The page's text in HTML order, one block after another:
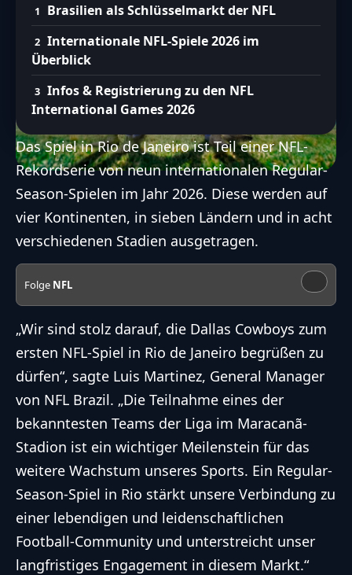
Brasilien als Schlüsselmarkt der NFL
Internationale NFL-Spiele 2026 im
Überblick
Infos & Registrierung zu den NFL
International Games 2026
Das Spiel in Rio de Janeiro ist Teil einer NFL-
Rekordserie von neun internationalen Regular-
Season-Spielen im Jahr 2026. Diese werden auf
vier Kontinenten, in sieben Ländern und in acht
verschiedenen Stadien ausgetragen.
Folge NFL
„Wir sind stolz darauf, die Dallas Cowboys zum
ersten NFL-Spiel in Rio de Janeiro begrüßen zu
dürfen“, sagte Luis Martinez, General Manager
von NFL Brazil. „Die Teilnahme eines der
bekanntesten Teams der Liga im Maracanã-
Stadion ist ein wichtiger Meilenstein für das
weitere Wachstum unseres Sports. Ein Regular-
Season-Spiel in Rio stärkt unsere Verbindung zu
einer lebendigen und leidenschaftlichen
Football-Community und unterstreicht unser
langfristiges Engagement in diesem Markt.“